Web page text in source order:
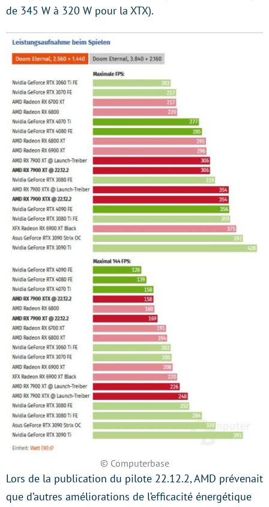
de 345 W à 320 W pour la XTX).
© Computerbase
Lors de la publication du pilote 22.12.2, AMD prévenait
que d’autres améliorations de l’efficacité énergétique